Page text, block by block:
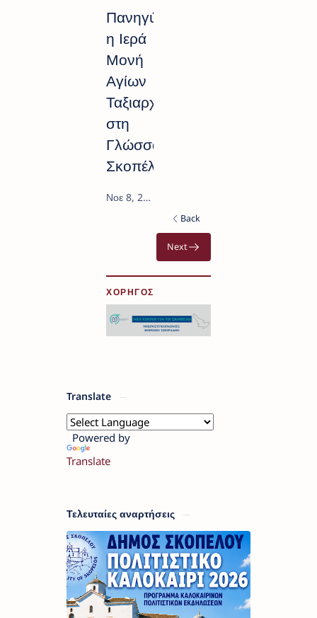
Πανηγύρισε
η Ιερά
Μονή
Αγίων
Ταξιαρχών
στη
Γλώσσα
Σκοπέλου
ΧΟΡΗΓΟΣ
Translate
Powered by
Translate
Τελευταίες αναρτήσεις